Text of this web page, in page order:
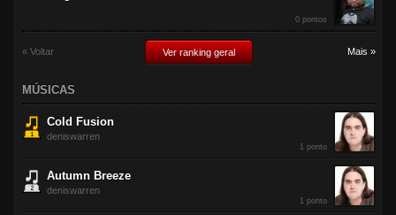
0 pontos
« Voltar Ver ranking geral Mais »
MÚSICAS
Cold Fusion
deniswarren
1 ponto
Autumn Breeze
deniswarren
1 ponto